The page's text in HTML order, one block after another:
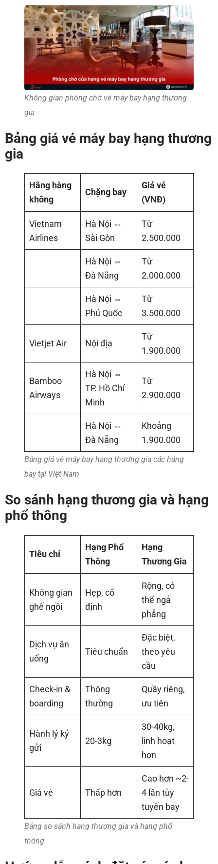
Không gian phòng chờ vé máy bay hạng thương
gia
Bảng giá vé máy bay hạng thương
gia
Hãng hàng
không
Chặng bay
Giá vé
(VNĐ)
Vietnam
Airlines
Hà Nội ⇔
Sài Gòn
Từ
2.500.000
Hà Nội ⇔
Đà Nẵng
Từ
2.000.000
Hà Nội ⇔
Phú Quốc
Từ
3.500.000
Vietjet Air Nội địa
Từ
1.900.000
Bamboo
Airways
Hà Nội ⇔
TP. Hồ Chí
Minh
Từ
2.900.000
Hà Nội ⇔
Đà Nẵng
Khoảng
1.900.000
Bảng giá vé máy bay hạng thương gia các hãng
bay tại Việt Nam
So sánh hạng thương gia và hạng
phổ thông
Tiêu chí
Hạng Phổ
Thông
Hạng
Thương Gia
Không gian
ghế ngồi
Hẹp, cố
định
Rộng, có
thể ngả
phẳng
Dịch vụ ăn
uống
Tiêu chuẩn
Đặc biệt,
theo yêu
cầu
Check-in &
boarding
Thông
thường
Quầy riêng,
ưu tiên
Hành lý ký
gửi
20-3kg
30-40kg,
linh hoạt
hơn
Giá vé Thấp hơn
Cao hơn ~2-
4 lần tùy
tuyến bay
Bảng so sánh hạng thương gia và hạng phổ
thông